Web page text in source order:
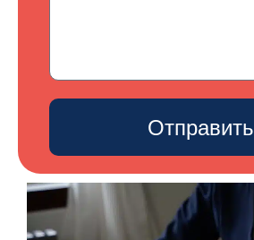
Отправить